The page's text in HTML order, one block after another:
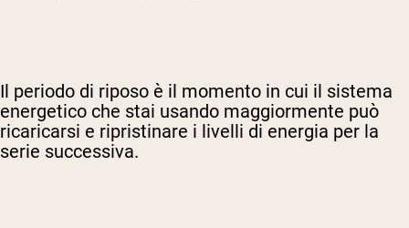
Il periodo di riposo è il momento in cui il sistema
energetico che stai usando maggiormente può
ricaricarsi e ripristinare i livelli di energia per la
serie successiva.